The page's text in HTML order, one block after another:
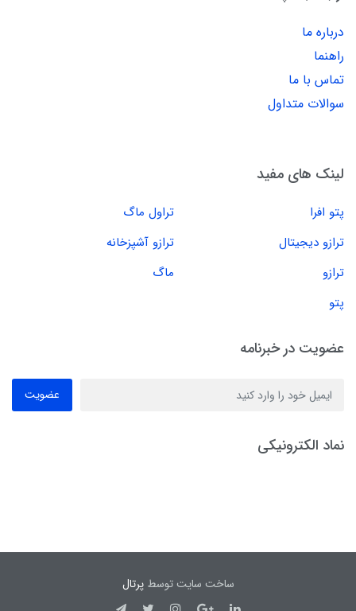
درباره ما
راهنما
تماس با ما
سوالات متداول
لینک های مفید
پتو افرا
تراول ماگ
ترازو دیجیتال
ترازو آشپزخانه
ترازو
ماگ
پتو
عضویت در خبرنامه
عضویت
نماد الکترونیکی
ساخت سایت توسطپرتال